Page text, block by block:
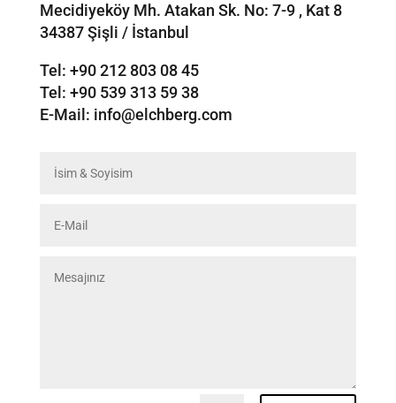
Mecidiyeköy Mh. Atakan Sk. No: 7-9 , Kat 8
34387 Şişli / İstanbul
Tel: +90 212 803 08 45
Tel: +90 539 313 59 38
E-Mail: info@elchberg.com